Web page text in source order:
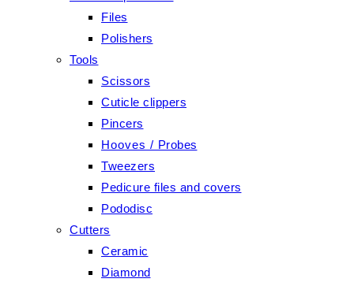
Files
Polishers
Tools
Scissors
Cuticle clippers
Pincers
Hooves / Probes
Tweezers
Pedicure files and covers
Pododisc
Cutters
Ceramic
Diamond